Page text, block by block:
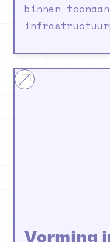
binnen
Vorming